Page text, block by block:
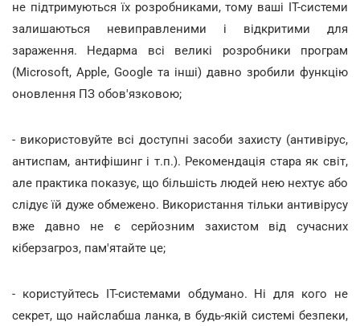
не підтримуються їх розробниками, тому ваші ІТ-системи
залишаються невиправленими і відкритими для
зараження. Недарма всі великі розробники програм
(Microsoft, Apple, Google та інші) давно зробили функцію
оновлення ПЗ обов'язковою;
- використовуйте всі доступні засоби захисту (антивірус,
антиспам, антифішинг і т.п.). Рекомендація стара як світ,
але практика показує, що більшість людей нею нехтує або
слідує їй дуже обмежено. Використання тільки антивірусу
вже давно не є серйозним захистом від сучасних
кіберзагроз, пам'ятайте це;
- користуйтесь ІТ-системами обдумано. Ні для кого не
секрет, що найслабша ланка, в будь-якій системі безпеки,